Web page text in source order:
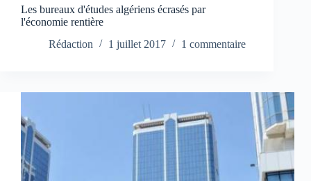
Les bureaux d'études algériens écrasés par
l'économie rentière
Rédaction
1 juillet 2017 1 commentaire